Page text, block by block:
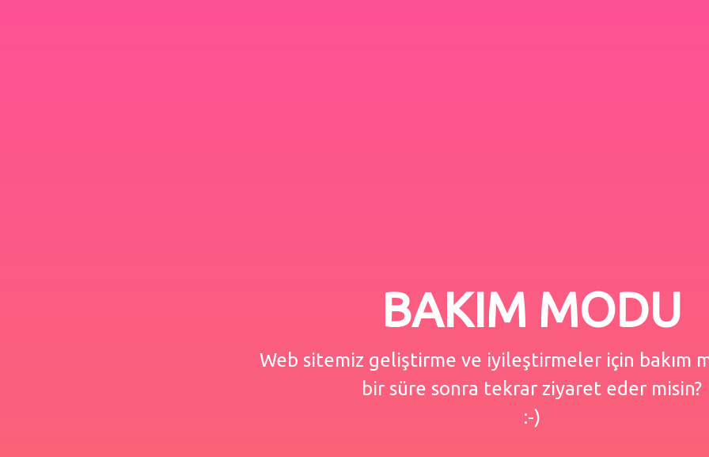
BAKIM MODU
Web sitemiz geliştirme ve iyileştirmeler için bakım
bir süre sonra tekrar ziyaret eder misin?
:-)